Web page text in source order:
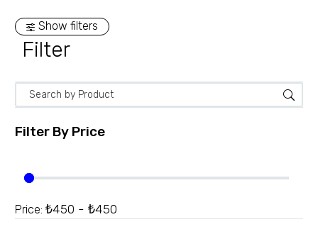
Show filters
Filter
Filter By Price
Price: ₺450 - ₺450